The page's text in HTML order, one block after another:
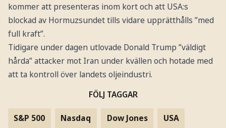
kommer att presenteras inom kort och att USA:s
blockad av Hormuzsundet tills vidare upprätthålls ”med
full kraft”.
Tidigare under dagen utlovade Donald Trump ”väldigt
hårda” attacker mot Iran under kvällen och hotade med
att ta kontroll över landets oljeindustri.
FÖLJ TAGGAR
S&P 500 Nasdaq Dow Jones USA